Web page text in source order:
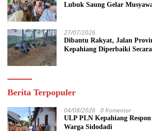
Lubuk Saung Gelar
27/07/2026
Dibantu Rakyat, Jalan
Kepahiang Diperbaiki
Berita Terpopuler
04/08/2026 0 Komentar
ULP PLN Kepahiang
Warga Sidodadi